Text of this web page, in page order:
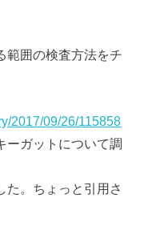
範囲の検査方法をチ
2017/09/26/115858
ーガットについて調
た。ちょっと引用さ